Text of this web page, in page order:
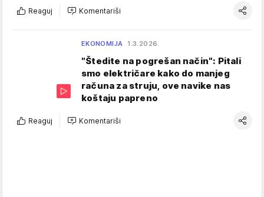
Reaguj Komentariši
EKONOMIJA 1.3.2026.
"Štedite na pogrešan način": Pitali
smo električare kako do manjeg
računa za struju, ove navike nas
koštaju papreno
Reaguj Komentariši